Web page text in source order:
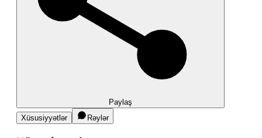
Paylaş
Xüsusiyyətlər
Rəylər